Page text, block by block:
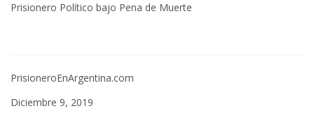
Prisionero Político bajo Pena de Muerte
PrisioneroEnArgentina.com
Diciembre 9, 2019